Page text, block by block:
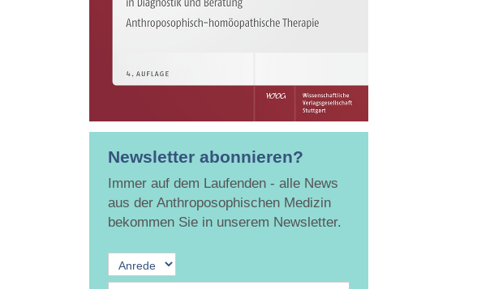
Newsletter abonnieren?
Immer auf dem Laufenden - alle News
aus der Anthroposophischen Medizin
bekommen Sie in unserem Newsletter.